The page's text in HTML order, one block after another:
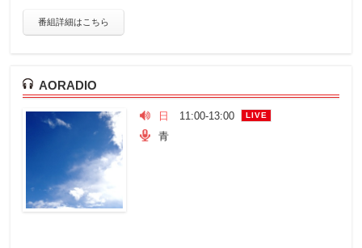
番組詳細はこちら
AORADIO
日 11:00-13:00 LIVE
青